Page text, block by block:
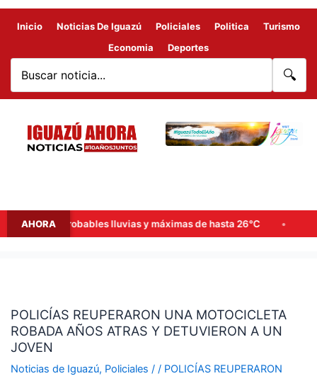
Inicio Noticias De Iguazú Policiales Politica
Turismo
Economia
Deportes
🔍
AHORAprobables lluvias y máximas de hasta 26°C
POLICÍAS REUPERARON UNA MOTOCICLETA
ROBADA AÑOS ATRAS Y DETUVIERON A UN
JOVEN
Noticias de Iguazú, Policiales / / POLICÍAS REUPERARON
UNA
MOTOCICLETA
ROBADA
AÑOS